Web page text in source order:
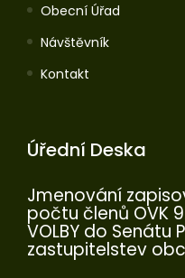
Obecní Úřad
Návštěvník
Kontakt
Úřední Deska
Jmenování
počtu členů OVK
VOLBY do Senátu
zastupitelstev